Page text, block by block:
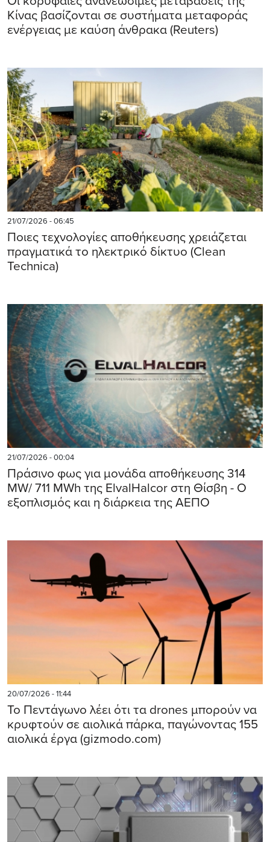
Κίνας βασίζονται σε συστήματα μεταφοράς
ενέργειας με καύση άνθρακα (Reuters)
21/07/2026 - 06:45
Ποιες τεχνολογίες αποθήκευσης χρειάζεται
πραγματικά το ηλεκτρικό δίκτυο (Clean
Technica)
21/07/2026 - 00:04
Πράσινο φως για μονάδα αποθήκευσης 314
MW/ 711 MWh της ElvalHalcor στη Θίσβη - Ο
εξοπλισμός και η διάρκεια της ΑΕΠΟ
20/07/2026 - 11:44
Το Πεντάγωνο λέει ότι τα drones μπορούν να
κρυφτούν σε αιολικά πάρκα, παγώνοντας 155
αιολικά έργα (gizmodo.com)